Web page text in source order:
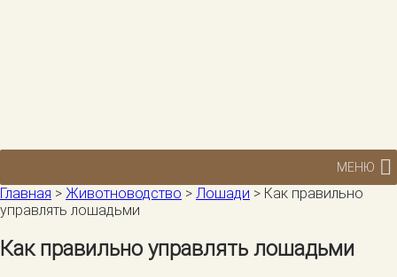
МЕНЮ
Главная > Животноводство > Лошади > Как правильно
управлять лошадьми
Как правильно управлять лошадьми